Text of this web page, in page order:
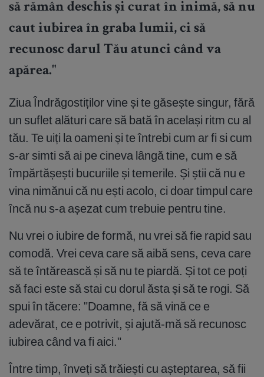
să rămân deschis și curat în inimă, să nu
caut iubirea în graba lumii, ci să
recunosc darul Tău atunci când va
apărea."
Ziua Îndrăgostiților vine și te găsește singur, fără
un suflet alături care să bată în același ritm cu al
tău. Te uiți la oameni și te întrebi cum ar fi si cum
s-ar simti să ai pe cineva lângă tine, cum e să
împărtășești bucuriile și temerile. Și știi că nu e
vina nimănui că nu ești acolo, ci doar timpul care
încă nu s-a așezat cum trebuie pentru tine.
Nu vrei o iubire de formă, nu vrei să fie rapid sau
comodă. Vrei ceva care să aibă sens, ceva care
să te întărească și să nu te piardă. Și tot ce poți
să faci este să stai cu dorul ăsta și să te rogi. Să
spui în tăcere: "Doamne, fă să vină ce e
adevărat, ce e potrivit, și ajută-mă să recunosc
iubirea când va fi aici."
Între timp, înveți să trăiești cu așteptarea, să fii